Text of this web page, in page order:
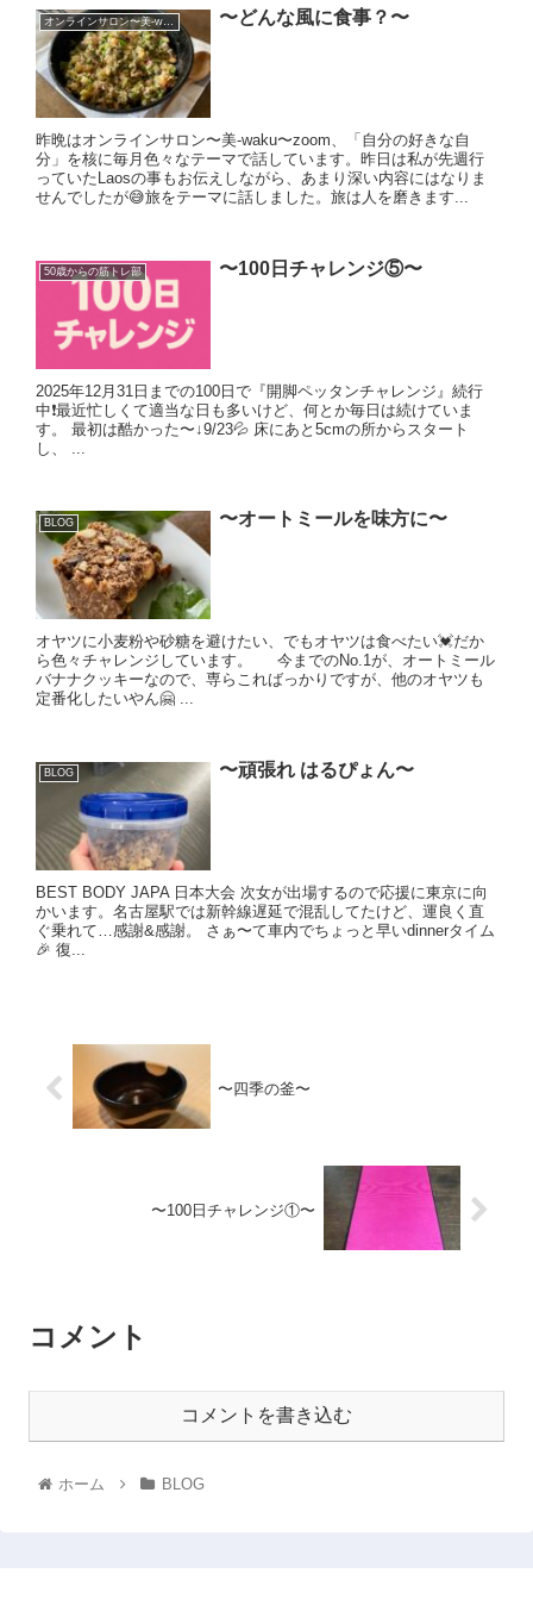
オンラインサロン〜美-waku〜 〜どんな風に食事？〜
昨晩はオンラインサロン〜美-waku〜zoom、「自分の好きな自
分」を核に毎月色々なテーマで話しています。昨日は私が先週行
っていたLaosの事もお伝えしながら、あまり深い内容にはなりま
せんでしたが😅旅をテーマに話しました。旅は人を磨きます...
50歳からの筋トレ部 〜100日チャレンジ⑤〜
2025年12月31日までの100日で『開脚ペッタンチャレンジ』続行
中❗️最近忙しくて適当な日も多いけど、何とか毎日は続けていま
す。 最初は酷かった〜↓9/23💦 床にあと5cmの所からスタート
し、 ...
BLOG 〜オートミールを味方に〜
オヤツに小麦粉や砂糖を避けたい、でもオヤツは食べたい💓だか
ら色々チャレンジしています。 今までのNo.1が、オートミール
バナナクッキーなので、専らこればっかりですが、他のオヤツも
定番化したいやん🤗 ...
BLOG 〜頑張れ はるぴょん〜
BEST BODY JAPA 日本大会 次女が出場するので応援に東京に向
かいます。名古屋駅では新幹線遅延で混乱してたけど、運良く直
ぐ乗れて…感謝&感謝。 さぁ〜て車内でちょっと早いdinnerタイム
🎉 復...
〜四季の釜〜
〜100日チャレンジ①〜
コメント
コメントを書き込む
ホーム BLOG